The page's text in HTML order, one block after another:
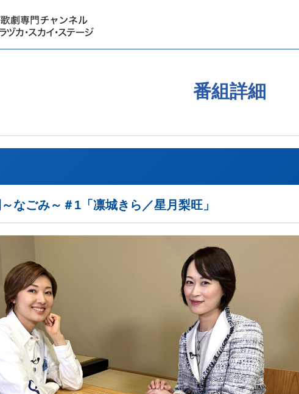
番組詳細
なごみ～＃1「凛城きら／星月梨旺」